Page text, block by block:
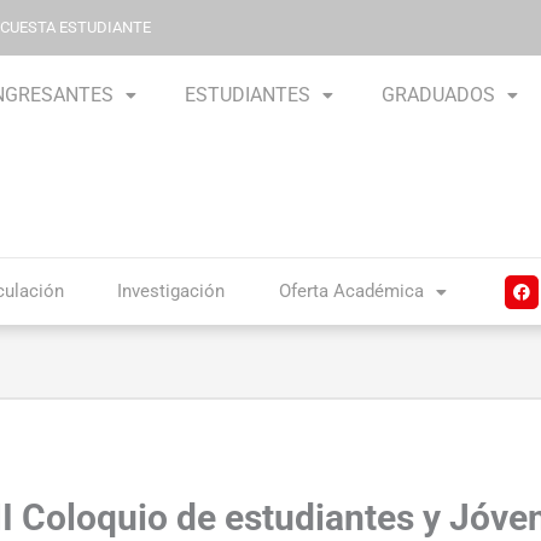
ESTUDIANTE
ESTUDIANTES GRADUADOS
Investigación Oferta Académica
F
a
k
Coloquio de estudiantes y